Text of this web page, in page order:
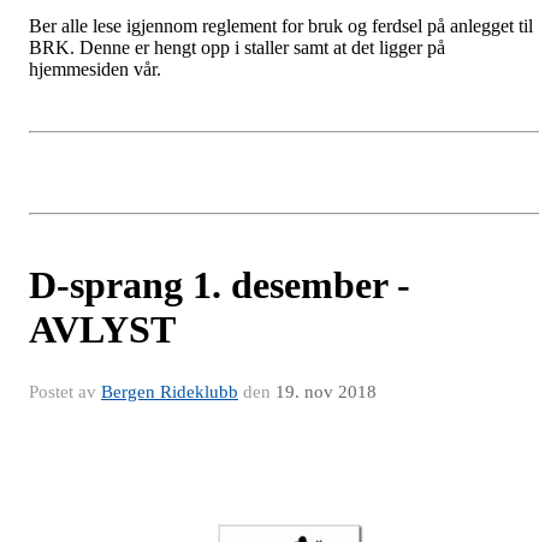
Ber alle lese igjennom reglement for bruk og ferdsel på anlegget til
BRK. Denne er hengt opp i staller samt at det ligger på
hjemmesiden vår.
D-sprang 1. desember -
AVLYST
Postet av Bergen Rideklubb den 19. nov 2018